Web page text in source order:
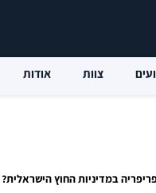
צוות אודות
במדיניות החוץ הישראלית?